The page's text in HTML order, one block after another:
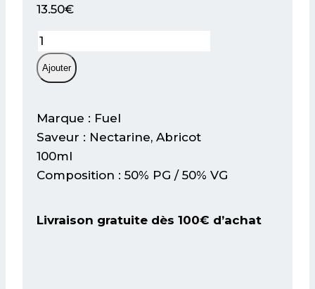
13.50€
quantité
de
E-
Fuel
Kansetsu
100ml
0mg
Ajouter
Marque : Fuel
Saveur : Nectarine, Abricot
100ml
Composition : 50% PG / 50% VG
Livraison gratuite dès 100€ d’achat